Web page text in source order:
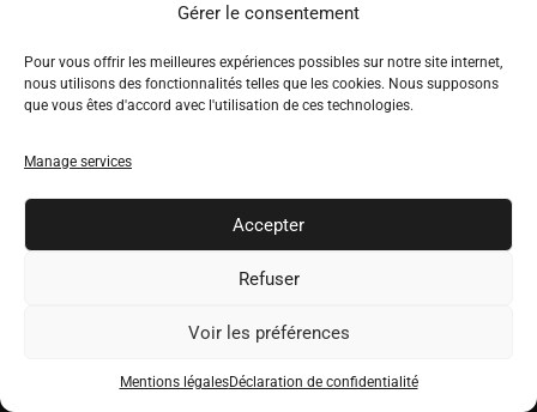
Gérer le consentement
Pour vous offrir les meilleures expériences possibles sur notre site internet,
nous utilisons des fonctionnalités telles que les cookies. Nous supposons
que vous êtes d'accord avec l'utilisation de ces technologies.
Manage services
Accepter
Refuser
Voir les préférences
Mentions légalesDéclaration de confidentialité
LIVRAISON INTERNATIONALE
Gratuite sur toutes les commande supérieures à 99€
RETOURS SOUS 14 JOURS
Garantie Satisfait ou Remboursé. Votre satisfaction est notre
priorité.
Soyez assisté dans la Langue de votre choix, 24/7.
Visa / MasterCard / Mastero / Paypal